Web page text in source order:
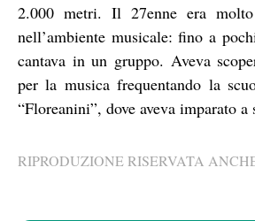
2.000 metri. Il 27enne era molto
nell’ambiente musicale: fino a
cantava in un gruppo. Aveva
per la musica frequentando la
“Floreanini”, dove aveva imparato a
RIPRODUZIONE RISERVATA